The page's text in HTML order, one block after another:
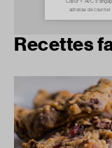
Recettes